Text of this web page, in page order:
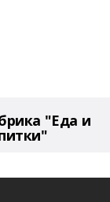
"Еда и